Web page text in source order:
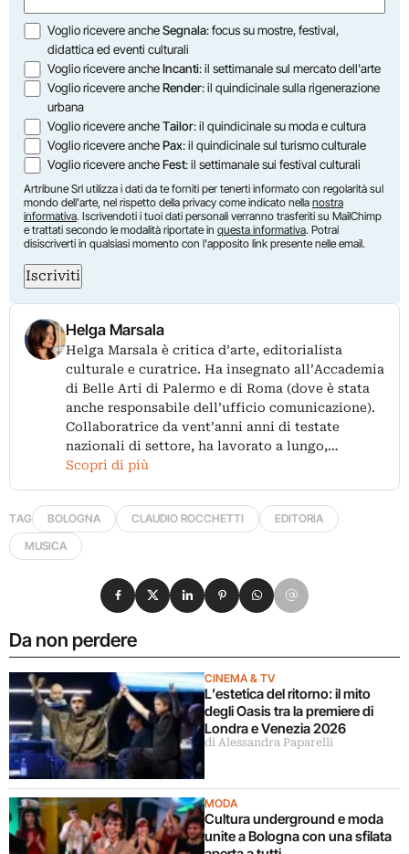
Opzioni
Voglio ricevere ancheSegnala: focus su mostre, festival,
didattica ed eventi culturali
Voglio ricevere ancheIncanti: il settimanale sul mercato dell'arte
Voglio ricevere ancheRender: il quindicinale sulla rigenerazione
urbana
Voglio ricevere ancheTailor: il quindicinale su moda e cultura
Voglio ricevere anchePax: il quindicinale sul turismo culturale
Voglio ricevere ancheFest: il settimanale sui festival culturali
Artribune Srl utilizza i dati da te forniti per tenerti informato con regolarità sul
mondo dell'arte, nel rispetto della privacy come indicato nella nostra
informativa. Iscrivendoti i tuoi dati personali verranno trasferiti su MailChimp
e trattati secondo le modalità riportate in questa informativa. Potrai
disiscriverti in qualsiasi momento con l'apposito link presente nelle email.
Iscriviti
Helga Marsala
Helga Marsala è critica d’arte, editorialista
culturale e curatrice. Ha insegnato all’Accademia
di Belle Arti di Palermo e di Roma (dove è stata
anche responsabile dell’ufficio comunicazione).
Collaboratrice da vent’anni anni di testate
nazionali di settore, ha lavorato a lungo,…
Scopri di più
TAG BOLOGNA CLAUDIO ROCCHETTI
EDITORIA
MUSICA
Da non perdere
CINEMA & TV
L’estetica del ritorno: il mito
degli Oasis tra la premiere di
Londra e Venezia 2026
di Alessandra Paparelli
MODA
Cultura underground e moda
unite a Bologna con una sfilata
Condividi su Facebook
Condividi su X
Condividi su LinkedIn
Condividi su Pinterest
Condividi su WhatsApp
Condividi su Email